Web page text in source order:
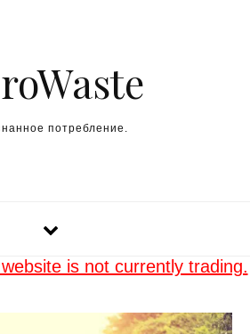
потребление.
is not currently trading.